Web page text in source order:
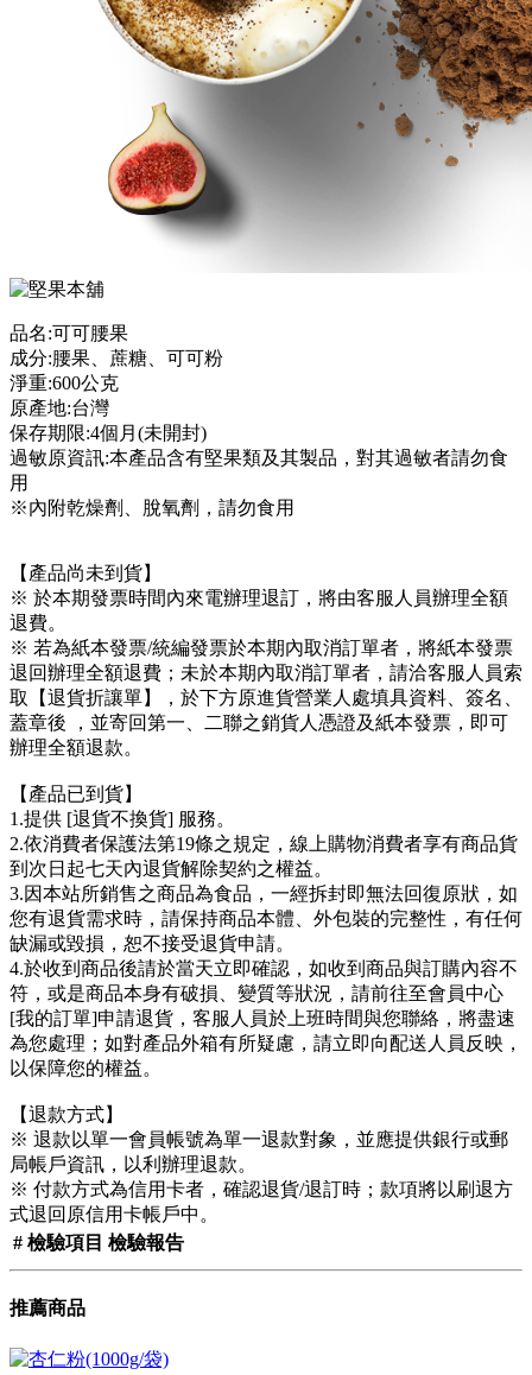
品名:可可腰果
成分:腰果、蔗糖、可可粉
淨重:600公克
原產地:台灣
保存期限:4個月(未開封)
過敏原資訊:本產品含有堅果類及其製品，對其過敏者請勿食
用
※內附乾燥劑、脫氧劑，請勿食用
【產品尚未到貨】
※ 於本期發票時間內來電辦理退訂，將由客服人員辦理全額
退費。
※ 若為紙本發票/統編發票於本期內取消訂單者，將紙本發票
退回辦理全額退費；未於本期內取消訂單者，請洽客服人員索
取【退貨折讓單】，於下方原進貨營業人處填具資料、簽名、
蓋章後 ，並寄回第一、二聯之銷貨人憑證及紙本發票，即可
辦理全額退款。
【產品已到貨】
1.提供 [退貨不換貨] 服務。
2.依消費者保護法第19條之規定，線上購物消費者享有商品貨
到次日起七天內退貨解除契約之權益。
3.因本站所銷售之商品為食品，一經拆封即無法回復原狀，如
您有退貨需求時，請保持商品本體、外包裝的完整性，有任何
缺漏或毀損，恕不接受退貨申請。
4.於收到商品後請於當天立即確認，如收到商品與訂購內容不
符，或是商品本身有破損、變質等狀況，請前往至會員中心
[我的訂單]申請退貨，客服人員於上班時間與您聯絡，將盡速
為您處理；如對產品外箱有所疑慮，請立即向配送人員反映，
以保障您的權益。
【退款方式】
※ 退款以單一會員帳號為單一退款對象，並應提供銀行或郵
局帳戶資訊，以利辦理退款。
※ 付款方式為信用卡者，確認退貨/退訂時；款項將以刷退方
式退回原信用卡帳戶中。
# 檢驗項目 檢驗報告
推薦商品